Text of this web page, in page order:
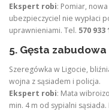
Ekspert robi: Pomiar,
ubezpieczyciel nie wypłaci
uprawnieniami. Tel. 570 933
5. Gęsta zabudowa
Szeregówka w Ligocie,
wojna z sąsiadem i policja.
Ekspert robi: Mata
min. 4 m od sypialni sąsiada.